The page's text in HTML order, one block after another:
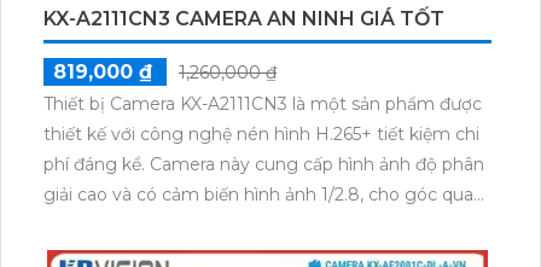
KX-A2111CN3 CAMERA AN NINH GIÁ TỐT
819,000 ₫
1,260,000 ₫
Thiết bị Camera KX-A2111CN3 là một sản phẩm được
thiết kế với công nghệ nén hình H.265+ tiết kiệm chi
phí đáng kể. Camera này cung cấp hình ảnh độ phân
giải cao và có cảm biến hình ảnh 1/2.8, cho góc quan
bạn có thể quan sát ban đêm trong khoảng cách lên